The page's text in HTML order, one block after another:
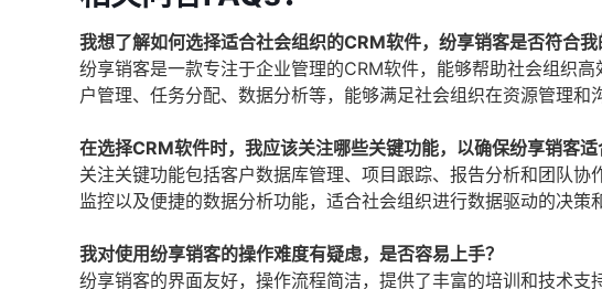
我想了解如何选择适合社会组织的CRM软件，纷享销客是否符合我
纷享销客是一款专注于企业管理的CRM软件，能够帮助社会组织
户管理、任务分配、数据分析等，能够满足社会组织在资源管理和
在选择CRM软件时，我应该关注哪些关键功能，以确保纷享销客适
关注关键功能包括客户数据库管理、项目跟踪、报告分析和团队
监控以及便捷的数据分析功能，适合社会组织进行数据驱动的决策
我对使用纷享销客的操作难度有疑虑，是否容易上手？
纷享销客的界面友好，操作流程简洁，提供了丰富的培训和技术